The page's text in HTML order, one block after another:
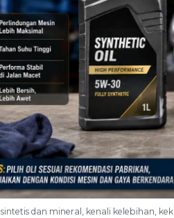
dan mineral, kenali kelebihan,